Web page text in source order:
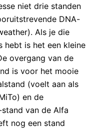
niet drie standen
DNA-
Als je die
hebt is het een kleine
overgang van de
is voor het mooie
(voelt aan als
en de
van de Alfa
nog een stand